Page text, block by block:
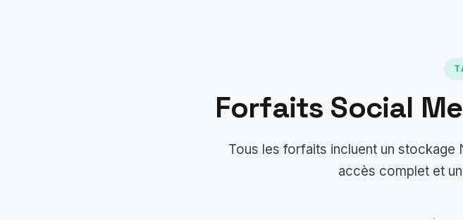
Forfaits Social
Tous les forfaits incluent un stockage
accès complet et